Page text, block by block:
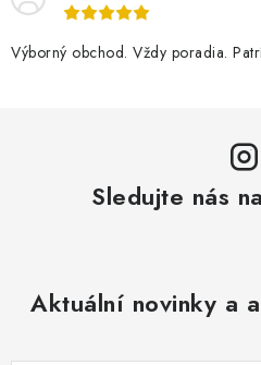
Výborný obchod. Vždy poradia.
Sledujte nás
Aktuální novinky a